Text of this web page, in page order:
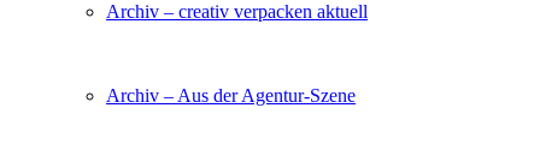
Archiv – creativ verpacken aktuell
Archiv – Aus der Agentur-Szene